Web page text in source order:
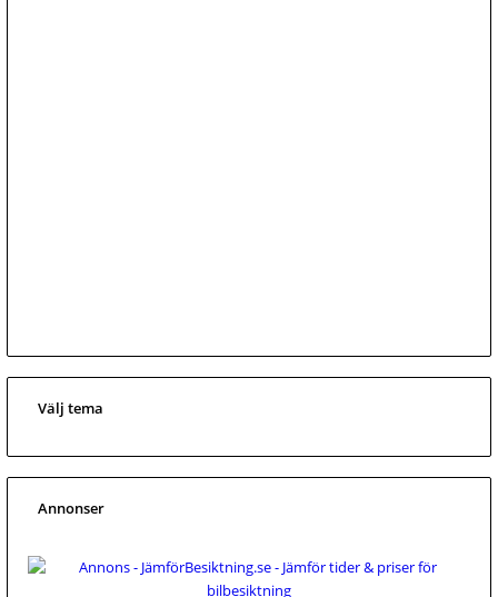
Välj tema
Annonser